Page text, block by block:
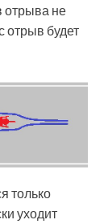
отрыва не
отрыв будет
только
уходит